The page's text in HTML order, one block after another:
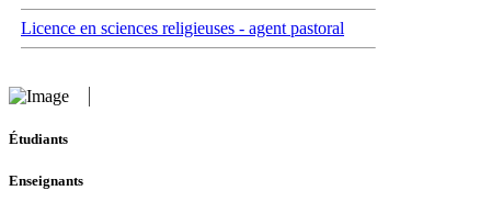
Licence en sciences religieuses - agent pastoral
Étudiants
Enseignants